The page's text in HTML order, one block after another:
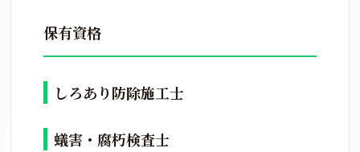
保有資格
しろあり防除施工士
蟻害・腐朽検査士